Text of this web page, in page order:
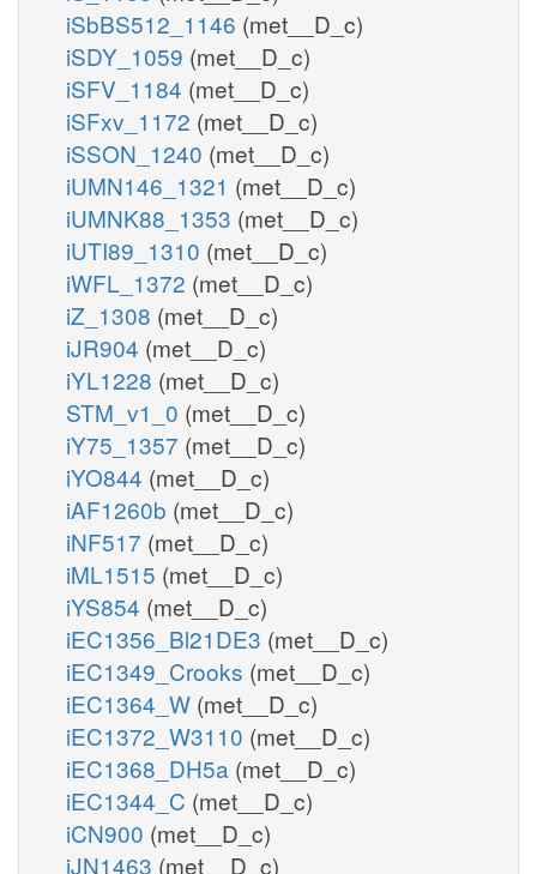
iSbBS512_1146 (met__D_c)
iSDY_1059 (met__D_c)
iSFV_1184 (met__D_c)
iSFxv_1172 (met__D_c)
iSSON_1240 (met__D_c)
iUMN146_1321 (met__D_c)
iUMNK88_1353 (met__D_c)
iUTI89_1310 (met__D_c)
iWFL_1372 (met__D_c)
iZ_1308 (met__D_c)
iJR904 (met__D_c)
iYL1228 (met__D_c)
STM_v1_0 (met__D_c)
iY75_1357 (met__D_c)
iYO844 (met__D_c)
iAF1260b (met__D_c)
iNF517 (met__D_c)
iML1515 (met__D_c)
iYS854 (met__D_c)
iEC1356_Bl21DE3 (met__D_c)
iEC1349_Crooks (met__D_c)
iEC1364_W (met__D_c)
iEC1372_W3110 (met__D_c)
iEC1368_DH5a (met__D_c)
iEC1344_C (met__D_c)
iCN900 (met__D_c)
iJN1463 (met__D_c)